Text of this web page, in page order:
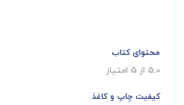
محتوای کتاب
5.0 از 5 امتیاز
کیفیت چاپ و کاغذ